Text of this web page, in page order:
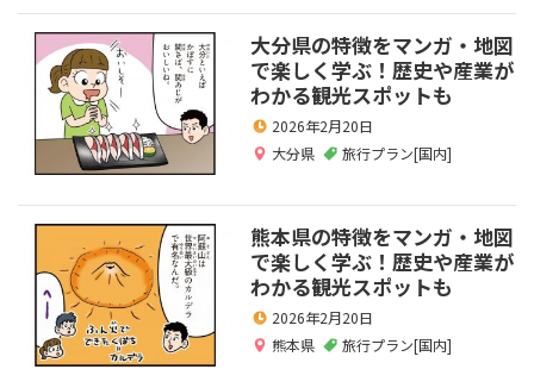
大分県の特徴をマンガ・地図
で楽しく学ぶ！歴史や産業が
わかる観光スポットも
2026年2月20日
大分県
旅行プラン[国内]
熊本県の特徴をマンガ・地図
で楽しく学ぶ！歴史や産業が
わかる観光スポットも
2026年2月20日
熊本県
旅行プラン[国内]